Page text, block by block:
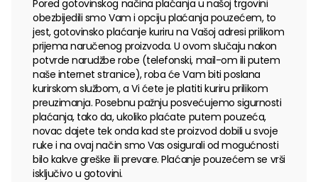
Pored gotovinskog načina plaćanja u našoj trgovini
obezbijedili smo Vam i opciju plaćanja pouzećem, to
jest, gotovinsko plaćanje kuriru na Vašoj adresi prilikom
prijema naručenog proizvoda. U ovom slučaju nakon
potvrde narudžbe robe (telefonski, mail-om ili putem
naše internet stranice), roba će Vam biti poslana
kurirskom službom, a Vi ćete je platiti kuriru prilikom
preuzimanja. Posebnu pažnju posvećujemo sigurnosti
plaćanja, tako da, ukoliko plaćate putem pouzeća,
novac dajete tek onda kad ste proizvod dobili u svoje
ruke i na ovaj način smo Vas osigurali od mogućnosti
bilo kakve greške ili prevare. Plaćanje pouzećem se vrši
isključivo u gotovini.